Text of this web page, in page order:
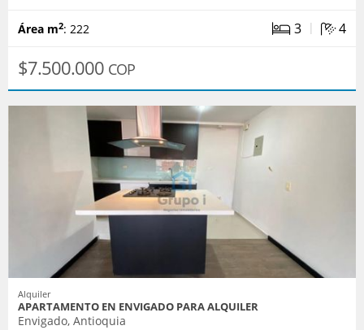
Área m2: 222 3 | 4
$7.500.000 COP
Alquiler
APARTAMENTO EN ENVIGADO PARA ALQUILER
Envigado, Antioquia